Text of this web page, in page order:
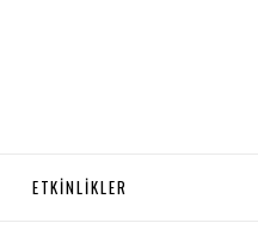
ETKİNLİKLER